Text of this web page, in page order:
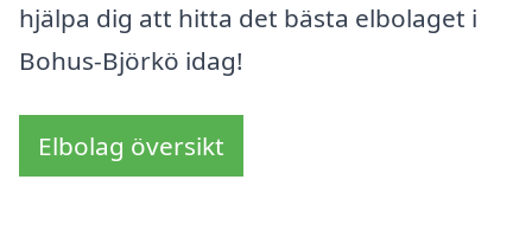
hjälpa dig att hitta det bästa elbolaget i
Bohus-Björkö idag!
Elbolag översikt